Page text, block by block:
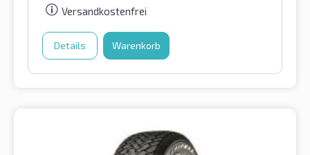
Versandkostenfrei
Details Warenkorb